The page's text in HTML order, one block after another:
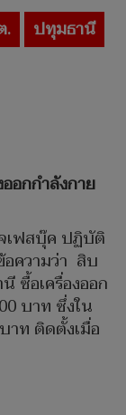
.
ปทุมธานี
อกกำลังกาย
เฟสบุ๊ค ปฏิบัติ
ความว่า สิบ
ซื้อเครื่องออก
บาท ซึ่งใน
าท ติดตั้งเมื่อ